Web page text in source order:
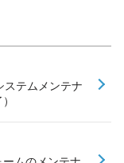
ステムメンテナ